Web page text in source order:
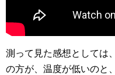
測って見た感想としては
の方が、温度が低いのと